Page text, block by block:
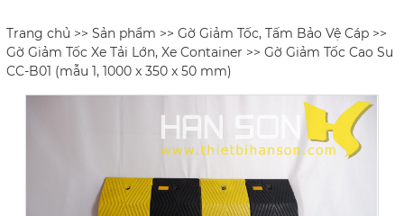
Trang chủ >> Sản phẩm >> Gờ Giảm Tốc, Tấm Bảo Vệ Cáp>>
Gờ Giảm Tốc Xe Tải Lớn, Xe Container >> Gờ Giảm Tốc Cao Su
CC-B01 (mẫu 1, 1000 x 350 x 50 mm)